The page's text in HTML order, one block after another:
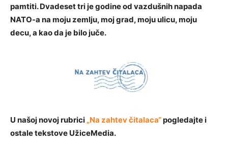
pamtiti. Dvadeset tri je godine od vazdušnih napada
NATO-a na moju zemlju, moj grad, moju ulicu, moju
decu, a kao da je bilo juče.
U našoj novoj rubrici „Na zahtev čitalaca“pogledajte i
ostale tekstove UžiceMedia.